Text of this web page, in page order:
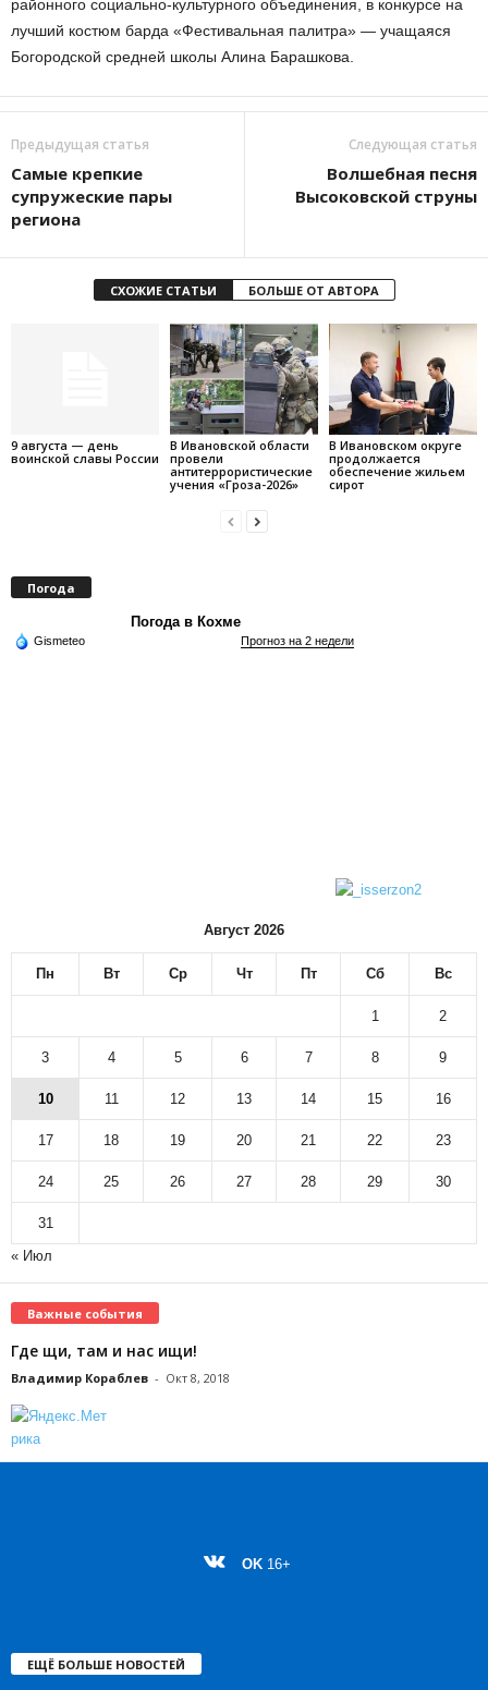
районного социально-культурного объединения, в конкурсе на
лучший костюм барда «Фестивальная палитра» — учащаяся
Богородской средней школы Алина Барашкова.
Предыдущая статья
Самые крепкие
супружеские пары
региона
Следующая статья
Волшебная песня
Высоковской струны
СХОЖИЕ СТАТЬИ БОЛЬШЕ ОТ АВТОРА
9 августа — день
воинской славы России
В Ивановской области
провели
антитеррористические
учения «Гроза-2026»
В Ивановском округе
продолжается
обеспечение жильем
сирот
Погода
Погода в Кохме
Gismeteo Прогноз на 2 недели
Август 2026
Пн Вт Ср Чт Пт Сб Вс
1 2
3 4 5 6 7 8 9
10 11 12 13 14 15 16
17 18 19 20 21 22 23
24 25 26 27 28 29 30
31
« Июл
Важные события
Где щи, там и нас ищи!
Владимир Кораблев - Окт 8, 2018
OK 16+
ЕЩЁ БОЛЬШЕ НОВОСТЕЙ